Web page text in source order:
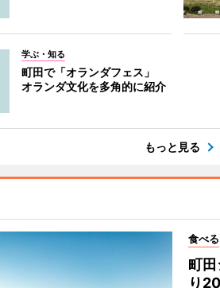
学ぶ・知る
町田で「オランダフェス」
オランダ文化を多角的に紹介
もっと見る
食べる
町
り